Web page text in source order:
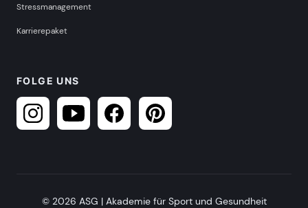
Stressmanagement
Karrierepaket
FOLGE UNS
© 2026 ASG | Akademie für Sport und Gesundheit